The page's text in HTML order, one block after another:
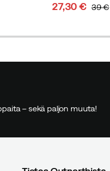
27,30 € 39 €
– sekä paljon muuta!